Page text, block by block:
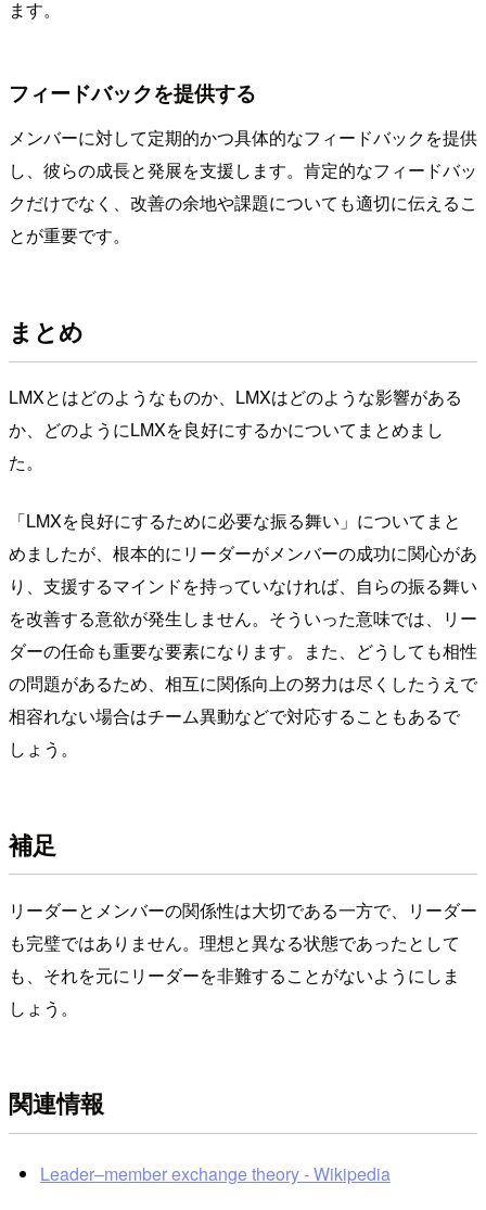
ます。
フィードバックを提供する
メンバーに対して定期的かつ具体的なフィードバックを提供
し、彼らの成長と発展を支援します。肯定的なフィードバッ
クだけでなく、改善の余地や課題についても適切に伝えるこ
とが重要です。
まとめ
LMXとはどのようなものか、LMXはどのような影響がある
か、どのようにLMXを良好にするかについてまとめまし
た。
「LMXを良好にするために必要な振る舞い」についてまと
めましたが、根本的にリーダーがメンバーの成功に関心があ
り、支援するマインドを持っていなければ、自らの振る舞い
を改善する意欲が発生しません。そういった意味では、リー
ダーの任命も重要な要素になります。また、どうしても相性
の問題があるため、相互に関係向上の努力は尽くしたうえで
相容れない場合はチーム異動などで対応することもあるで
しょう。
補足
リーダーとメンバーの関係性は大切である一方で、リーダー
も完璧ではありません。理想と異なる状態であったとして
も、それを元にリーダーを非難することがないようにしま
しょう。
関連情報
Leader–member exchange theory - Wikipedia